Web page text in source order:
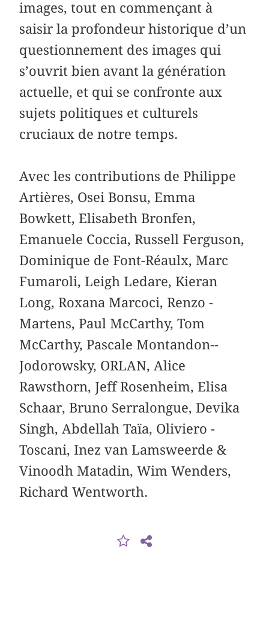
images, tout en commençant à
saisir la profondeur historique d’un
questionnement des images qui
s’ouvrit bien avant la génération
actuelle, et qui se confronte aux
sujets politiques et culturels
cruciaux de notre temps.
Avec les contributions de Philippe
Artières, Osei Bonsu, Emma
Bowkett, Elisabeth Bronfen,
Emanuele Coccia, ­Russell ­Ferguson,
­Dominique de Font-­Réaulx, Marc
Fumaroli, Leigh Ledare, Kieran
Long, Roxana Marcoci, Renzo ­
Martens, Paul ­McCarthy, Tom
McCarthy, Pascale Montandon-­
Jodorowsky, ­ORLAN, Alice
Rawsthorn, Jeff Rosenheim, ­Elisa
Schaar, ­Bruno Serralongue, Devika
Singh, Abdellah Taïa, ­Oliviero ­
Toscani, Inez van Lamsweerde &
Vinoodh ­Matadin, Wim Wenders,
Richard Wentworth.